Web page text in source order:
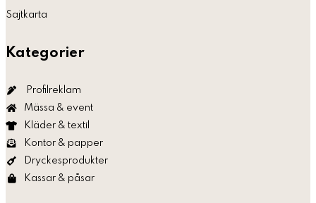
Sajtkarta
Kategorier
Profilreklam
Mässa & event
Kläder & textil
Kontor & papper
Dryckesprodukter
Kassar & påsar